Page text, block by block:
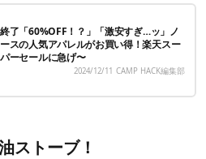
終了「60%OFF！？」「激安すぎ…ッ」ノ
ースの人気アパレルがお買い得！楽天スー
パーセールに急げ〜
2024/12/11 CAMP HACK編集部
ストーブ！